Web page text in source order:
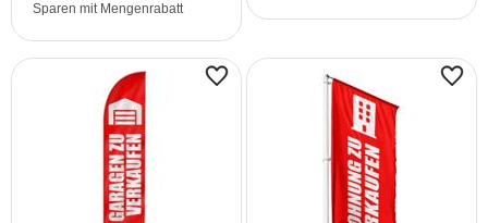
Sparen mit Mengenrabatt